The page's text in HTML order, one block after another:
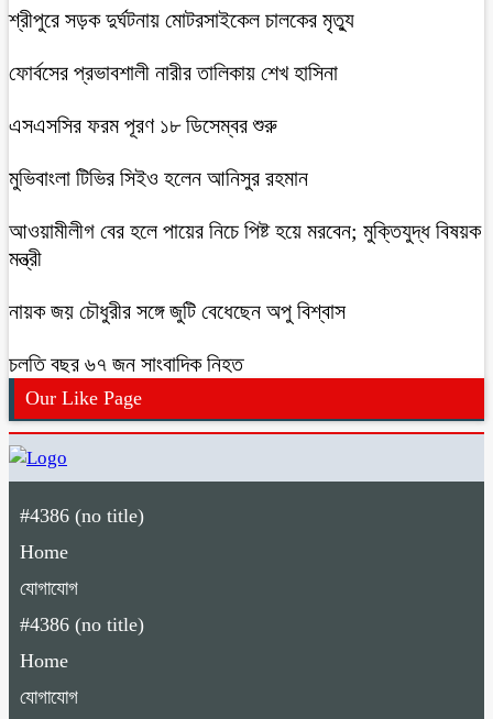
শ্রীপুরে সড়ক দুর্ঘটনায় মোটরসাইকেল চালকের মৃত্যু
ফোর্বসের প্রভাবশালী নারীর তালিকায় শেখ হাসিনা
এসএসসির ফরম পূরণ ১৮ ডিসেম্বর শুরু
মুভিবাংলা টিভির সিইও হলেন আনিসুর রহমান
আওয়ামীলীগ বের হলে পায়ের নিচে পিষ্ট হয়ে মরবেন; মুক্তিযুদ্ধ বিষয়ক
মন্ত্রী
নায়ক জয় চৌধুরীর সঙ্গে জুটি বেধেছেন অপু বিশ্বাস
চলতি বছর ৬৭ জন সাংবাদিক নিহত
Our Like Page
#4386 (no title)
Home
যোগাযোগ
#4386 (no title)
Home
যোগাযোগ